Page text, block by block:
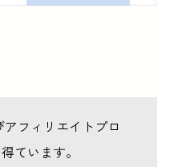
フィリエイトプロ
ています。